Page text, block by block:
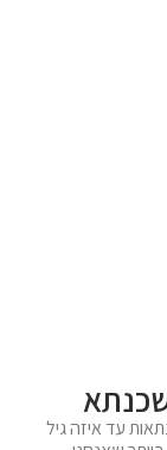
עד איזה גיל